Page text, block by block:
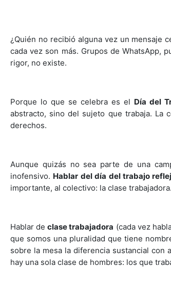
¿Quién no recibió alguna vez un mensaje
cada vez son más. Grupos de WhatsApp,
rigor, no existe.
Porque lo que se celebra es el Día del
abstracto, sino del sujeto que trabaja. La
derechos.
Aunque quizás no sea parte de una
inofensivo. Hablar del día del trabajo
importante, al colectivo: la clase
Hablar declase trabajadora (cada vez
que somos una pluralidad que tiene
sobre la mesa la diferencia sustancial con
hay una sola clase de hombres: los que